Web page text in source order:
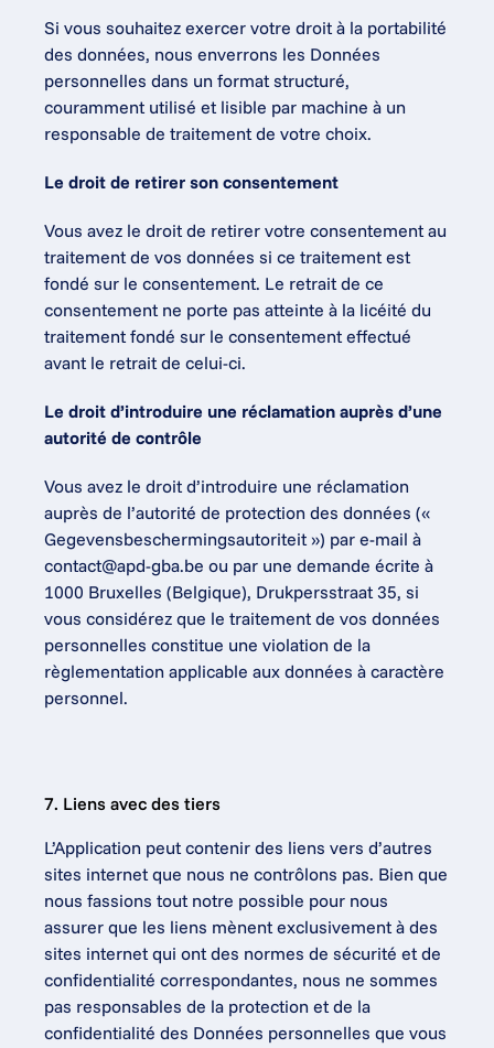
Si vous souhaitez exercer votre droit à la portabilité
des données, nous enverrons les Données
personnelles dans un format structuré,
couramment utilisé et lisible par machine à un
responsable de traitement de votre choix.
Le droit de retirer son consentement
Vous avez le droit de retirer votre consentement au
traitement de vos données si ce traitement est
fondé sur le consentement. Le retrait de ce
consentement ne porte pas atteinte à la licéité du
traitement fondé sur le consentement effectué
avant le retrait de celui-ci.
Le droit d’introduire une réclamation auprès d’une
autorité de contrôle
Vous avez le droit d’introduire une réclamation
auprès de l’autorité de protection des données («
contact@apd-gba.be ou par une demande écrite à
1000 Bruxelles (Belgique), Drukpersstraat 35, si
vous considérez que le traitement de vos données
personnelles constitue une violation de la
règlementation applicable aux données à caractère
personnel.
7. Liens avec des tiers
L’Application peut contenir des liens vers d’autres
sites internet que nous ne contrôlons pas. Bien que
nous fassions tout notre possible pour nous
assurer que les liens mènent exclusivement à des
sites internet qui ont des normes de sécurité et de
confidentialité correspondantes, nous ne sommes
pas responsables de la protection et de la
confidentialité des Données personnelles que vous